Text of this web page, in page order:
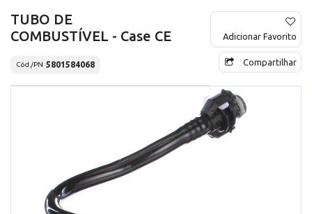
TUBO DE
COMBUSTÍVEL - Case CE
Cód./PN 5801584068
Adicionar Favorito
Compartilhar